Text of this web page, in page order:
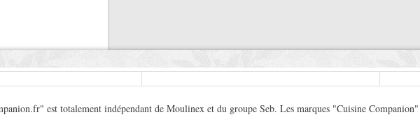
est totalement indépendant de Moulinex et du groupe Seb. Les marques "Cuisine